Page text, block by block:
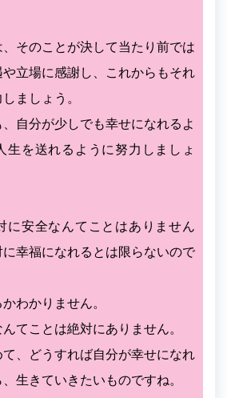
そのことが決して当たり前では
立場に感謝し、これからもそれ
ましょう。
自分が少しでも幸せになれるよ
生を送れるように努力しましょ
に安全なんてことはありません
幸福になれるとは限らないので
わかりません。
てことは絶対にありません。
、どうすれば自分が幸せになれ
生きていきたいものですね。